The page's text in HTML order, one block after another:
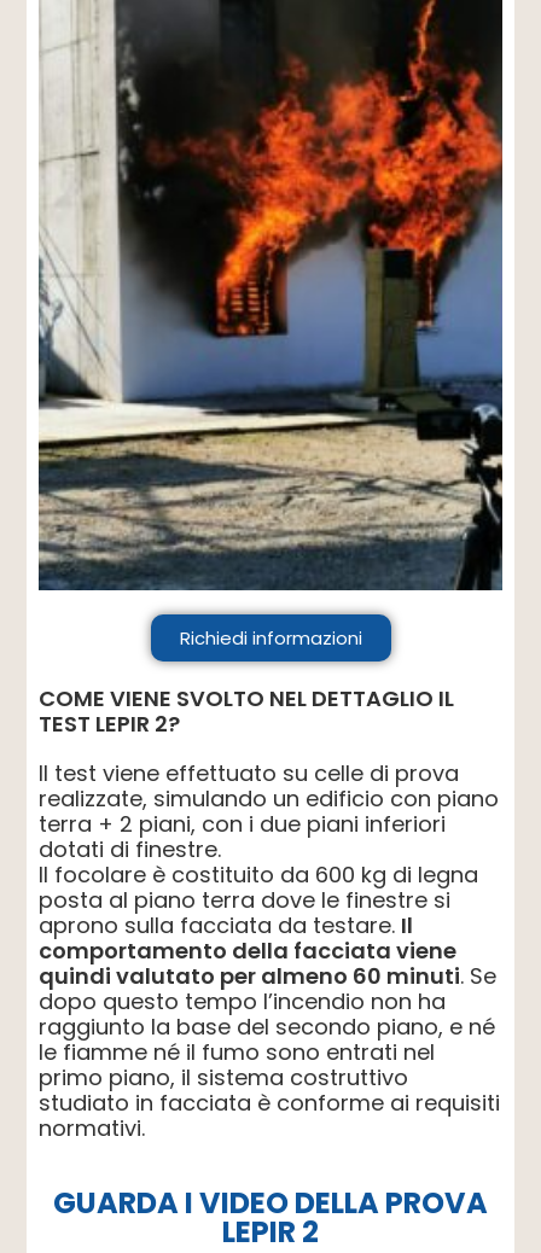
Richiedi informazioni
COME VIENE SVOLTO NEL DETTAGLIO IL
TEST LEPIR 2?
Il test viene effettuato su celle di prova
realizzate, simulando un edificio con piano
terra + 2 piani, con i due piani inferiori
dotati di finestre.
Il focolare è costituito da 600 kg di legna
posta al piano terra dove le finestre si
aprono sulla facciata da testare. Il
comportamento della facciata viene
quindi valutato per almeno 60 minuti. Se
dopo questo tempo l’incendio non ha
raggiunto la base del secondo piano, e né
le fiamme né il fumo sono entrati nel
primo piano, il sistema costruttivo
studiato in facciata è conforme ai requisiti
normativi.
GUARDA I VIDEO DELLA PROVA
LEPIR 2